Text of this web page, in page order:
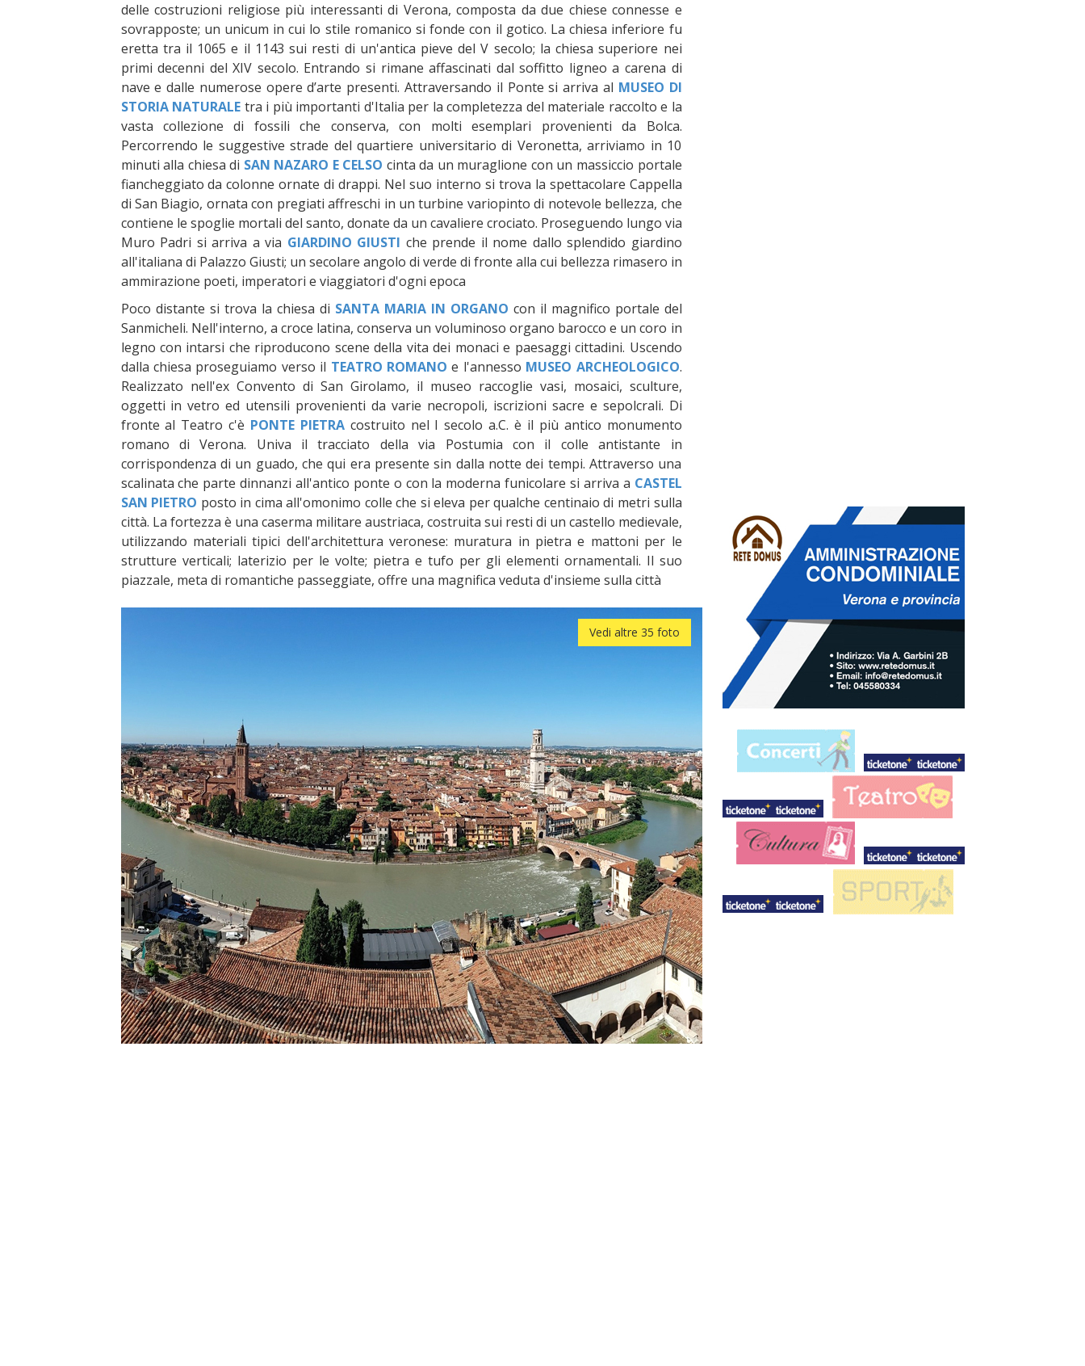
delle costruzioni religiose più interessanti di Verona, composta da due chiese connesse e
sovrapposte; un unicum in cui lo stile romanico si fonde con il gotico. La chiesa inferiore fu
eretta tra il 1065 e il 1143 sui resti di un'antica pieve del V secolo; la chiesa superiore nei
primi decenni del XIV secolo. Entrando si rimane affascinati dal soffitto ligneo a carena di
nave e dalle numerose opere d’arte presenti. Attraversando il Ponte si arriva al MUSEO DI
STORIA NATURALE tra i più importanti d'Italia per la completezza del materiale raccolto e la
vasta collezione di fossili che conserva, con molti esemplari provenienti da Bolca.
Percorrendo le suggestive strade del quartiere universitario di Veronetta, arriviamo in 10
minuti alla chiesa di SAN NAZARO E CELSO cinta da un muraglione con un massiccio portale
fiancheggiato da colonne ornate di drappi. Nel suo interno si trova la spettacolare Cappella
di San Biagio, ornata con pregiati affreschi in un turbine variopinto di notevole bellezza, che
contiene le spoglie mortali del santo, donate da un cavaliere crociato. Proseguendo lungo via
Muro Padri si arriva a via GIARDINO GIUSTI che prende il nome dallo splendido giardino
all'italiana di Palazzo Giusti; un secolare angolo di verde di fronte alla cui bellezza rimasero in
ammirazione poeti, imperatori e viaggiatori d'ogni epoca
Poco distante si trova la chiesa di SANTA MARIA IN ORGANO con il magnifico portale del
Sanmicheli. Nell'interno, a croce latina, conserva un voluminoso organo barocco e un coro in
legno con intarsi che riproducono scene della vita dei monaci e paesaggi cittadini. Uscendo
dalla chiesa proseguiamo verso il TEATRO ROMANO e l'annesso MUSEO ARCHEOLOGICO.
Realizzato nell'ex Convento di San Girolamo, il museo raccoglie vasi, mosaici, sculture,
oggetti in vetro ed utensili provenienti da varie necropoli, iscrizioni sacre e sepolcrali. Di
fronte al Teatro c'è PONTE PIETRA costruito nel I secolo a.C. è il più antico monumento
romano di Verona. Univa il tracciato della via Postumia con il colle antistante in
corrispondenza di un guado, che qui era presente sin dalla notte dei tempi. Attraverso una
scalinata che parte dinnanzi all'antico ponte o con la moderna funicolare si arriva a CASTEL
SAN PIETRO posto in cima all'omonimo colle che si eleva per qualche centinaio di metri sulla
città. La fortezza è una caserma militare austriaca, costruita sui resti di un castello medievale,
utilizzando materiali tipici dell'architettura veronese: muratura in pietra e mattoni per le
strutture verticali; laterizio per le volte; pietra e tufo per gli elementi ornamentali. Il suo
piazzale, meta di romantiche passeggiate, offre una magnifica veduta d'insieme sulla città
Vedi altre 35 foto